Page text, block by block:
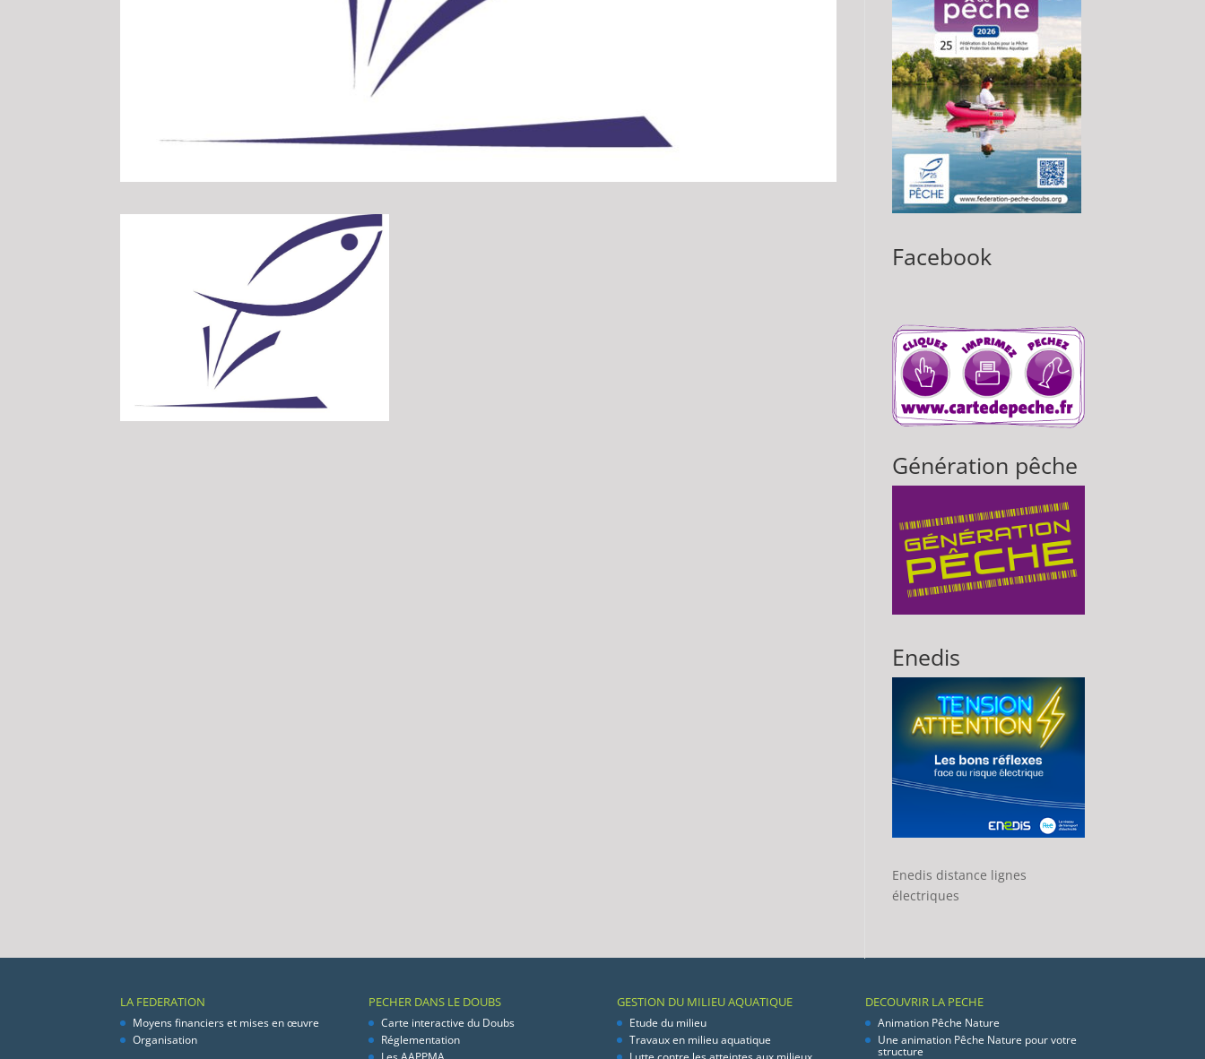
Facebook
Génération pêche
Enedis
Enedis distance lignes
électriques
LA FEDERATION
Moyens financiers et mises en œuvre
Organisation
PECHER DANS LE DOUBS
Carte interactive du Doubs
Réglementation
GESTION DU MILIEU AQUATIQUE
Etude du milieu
Travaux en milieu aquatique
DECOUVRIR LA PECHE
Animation Pêche Nature
Une animation Pêche Nature pour votre
structure